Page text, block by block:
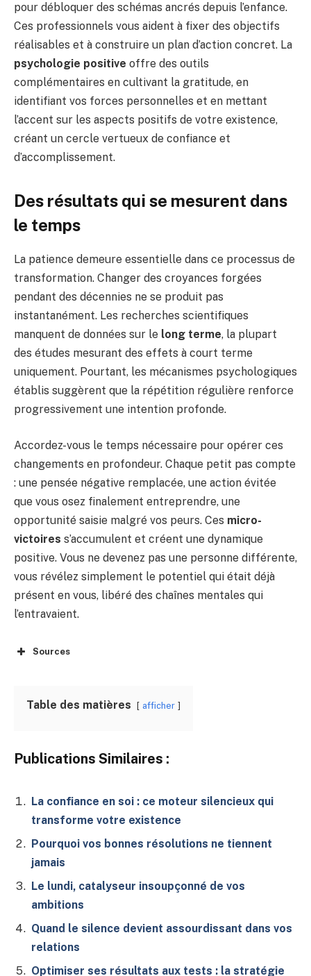
pour débloquer des schémas ancrés depuis l’enfance.
Ces professionnels vous aident à fixer des objectifs
réalisables et à construire un plan d’action concret. La
psychologie positive offre des outils
complémentaires en cultivant la gratitude, en
identifiant vos forces personnelles et en mettant
l’accent sur les aspects positifs de votre existence,
créant un cercle vertueux de confiance et
d’accomplissement.
Des résultats qui se mesurent dans
le temps
La patience demeure essentielle dans ce processus de
transformation. Changer des croyances forgées
pendant des décennies ne se produit pas
instantanément. Les recherches scientifiques
manquent de données sur le long terme, la plupart
des études mesurant des effets à court terme
uniquement. Pourtant, les mécanismes psychologiques
établis suggèrent que la répétition régulière renforce
progressivement une intention profonde.
Accordez-vous le temps nécessaire pour opérer ces
changements en profondeur. Chaque petit pas compte
: une pensée négative remplacée, une action évitée
que vous osez finalement entreprendre, une
opportunité saisie malgré vos peurs. Ces micro-
victoires s’accumulent et créent une dynamique
positive. Vous ne devenez pas une personne différente,
vous révélez simplement le potentiel qui était déjà
présent en vous, libéré des chaînes mentales qui
l’entravaient.
Sources
Table des matières afficher
Publications Similaires :
La confiance en soi : ce moteur silencieux qui
transforme votre existence
Pourquoi vos bonnes résolutions ne tiennent
jamais
Le lundi, catalyseur insoupçonné de vos
ambitions
Quand le silence devient assourdissant dans vos
relations
Optimiser ses résultats aux tests : la stratégie